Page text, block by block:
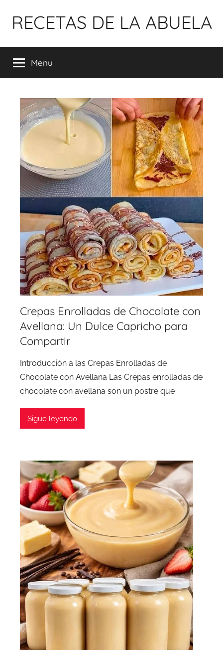
para
conteúdo
RECETAS DE LA ABUELA
Menu
Crepas Enrolladas de Chocolate con
Avellana: Un Dulce Capricho para
Compartir
Introducción a las Crepas Enrolladas de
Chocolate con Avellana Las Crepas enrolladas de
chocolate con avellana son un postre que
Sigue leyendo